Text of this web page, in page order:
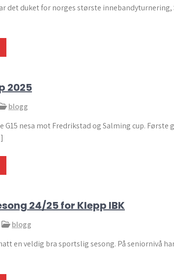
det duket for norges største
2025
blogg
G15 nesa mot Fredrikstad og Salming cup. Første
24/25 for Klepp IBK
blogg
en veldig bra sportslig sesong. På seniornivå